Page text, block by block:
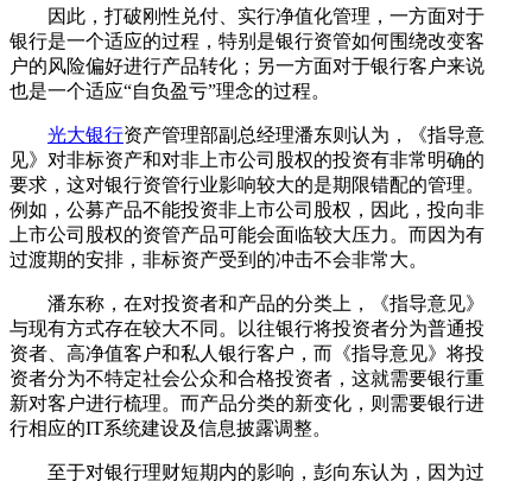
因此，打破刚性兑付、实行净值化管理，一方面对于
银行是一个适应的过程，特别是银行资管如何围绕改变客
户的风险偏好进行产品转化；另一方面对于银行客户来说
也是一个适应“自负盈亏”理念的过程。
光大银行资产管理部副总经理潘东则认为，《指导意
见》对非标资产和对非上市公司股权的投资有非常明确的
要求，这对银行资管行业影响较大的是期限错配的管理。
例如，公募产品不能投资非上市公司股权，因此，投向非
上市公司股权的资管产品可能会面临较大压力。而因为有
过渡期的安排，非标资产受到的冲击不会非常大。
潘东称，在对投资者和产品的分类上，《指导意见》
与现有方式存在较大不同。以往银行将投资者分为普通投
资者、高净值客户和私人银行客户，而《指导意见》将投
资者分为不特定社会公众和合格投资者，这就需要银行重
新对客户进行梳理。而产品分类的新变化，则需要银行进
行相应的IT系统建设及信息披露调整。
至于对银行理财短期内的影响，彭向东认为，因为过